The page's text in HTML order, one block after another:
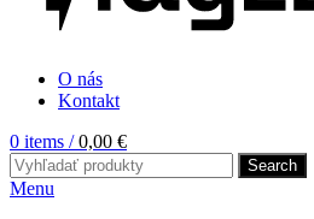
O nás
Kontakt
0 items / 0,00 €
Search
Menu